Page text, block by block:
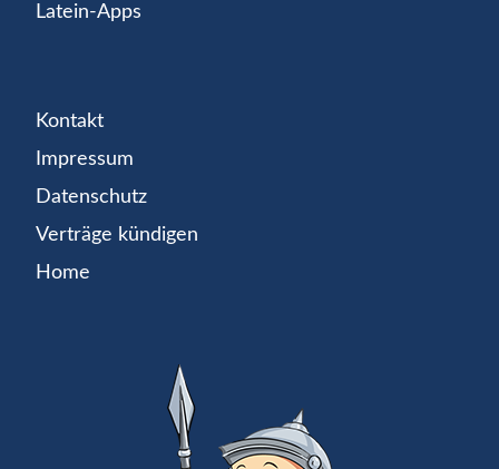
Latein-Apps
Kontakt
Impressum
Datenschutz
Verträge kündigen
Home